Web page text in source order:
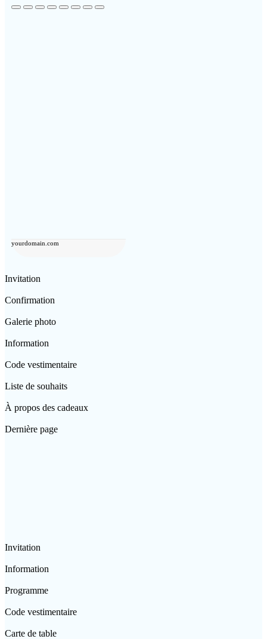
yourdomain.com
Invitation
Confirmation
Galerie photo
Information
Code vestimentaire
Liste de souhaits
À propos des cadeaux
Dernière page
Invitation
Information
Programme
Code vestimentaire
Carte de table